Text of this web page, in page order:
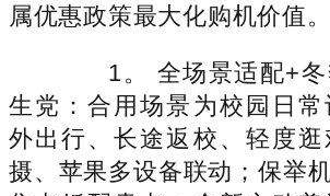
属优惠政策最大化购机价值。
1。 全场景适配+冬
生党：合用场景为校园日
外出行、长途返校、轻度
摄、苹果多设备联动；保举